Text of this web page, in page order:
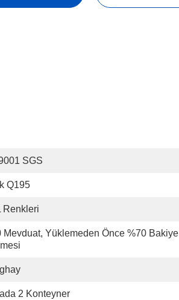
SGS
Q195
Renkleri
Mevduat, Yüklemeden Önce %70 Bakiye
2 Konteyner